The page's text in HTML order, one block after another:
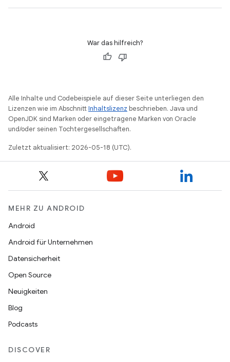
War das hilfreich?
Alle Inhalte und Codebeispiele auf dieser Seite unterliegen den
Lizenzen wie im AbschnittInhaltslizenz beschrieben. Java und
OpenJDK sind Marken oder eingetragene Marken von Oracle
und/oder seinen Tochtergesellschaften.
Zuletzt aktualisiert: 2026-05-18 (UTC).
MEHR ZU ANDROID
Android
Android für Unternehmen
Datensicherheit
Open Source
Neuigkeiten
Blog
Podcasts
DISCOVER